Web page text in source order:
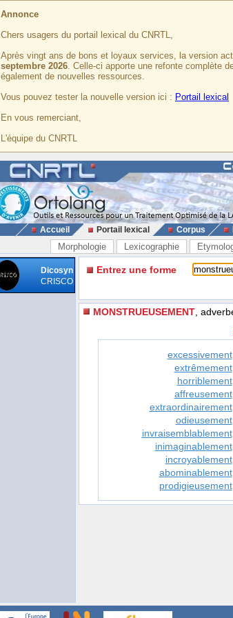
Annonce
Chers usagers du portail lexical du CNRTL,
Après vingt ans de bons et loyaux services, la version
septembre 2026. Celle-ci apporte une refonte complète
également de nouvelles ressources.
Vous pouvez tester la nouvelle version ici : Portail lexical
En vous remerciant,
L'équipe du CNRTL
Accueil Portail lexical Corpus
Morphologie Lexicographie
Dicosyn
CRISCO
Entrez une forme
MONSTRUEUSEMENT ,
excessivement
extrêmement
horriblement
affreusement
extraordinairement
odieusement
invraisemblablement
inimaginablement
incroyablement
abominablement
prodigieusement